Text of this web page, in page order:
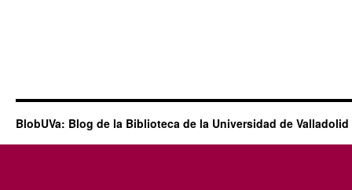
BlobUVa: Blog de la Biblioteca de la Universidad de Valladolid